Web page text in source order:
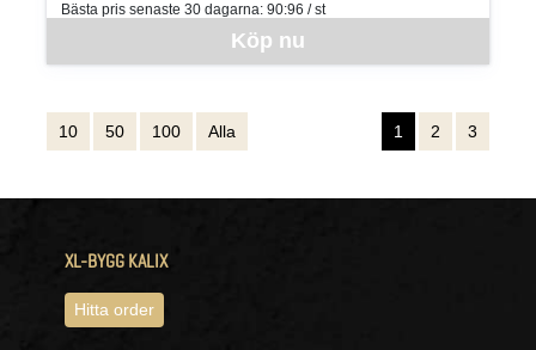
Köp nu
Bästa pris senaste 30 dagarna: 90:96 / st
10 50 100 Alla 1 2 3
XL-BYGG KALIX
Hitta order